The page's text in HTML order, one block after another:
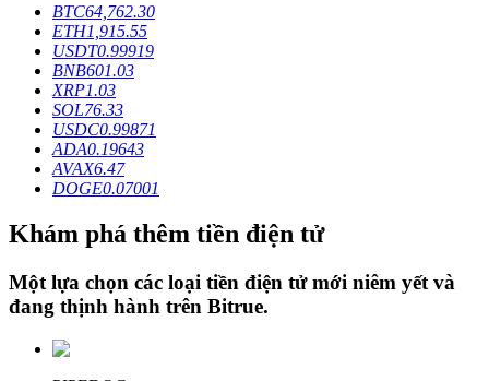
Khoản vay
BTC64,762.30
ETH1,915.55
USDT0.99919
BNB601.03
XRP1.03
SOL76.33
USDC0.99871
ADA0.19643
AVAX6.47
DOGE0.07001
Khám phá thêm tiền điện tử
Một lựa chọn các loại tiền điện tử mới niêm yết và
đang thịnh hành trên Bitrue.